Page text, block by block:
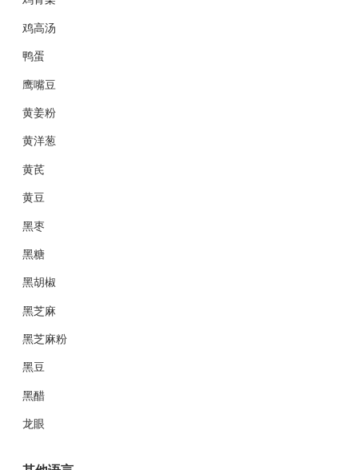
鸡高汤
鸭蛋
鹰嘴豆
黄姜粉
黄洋葱
黄芪
黄豆
黑枣
黑糖
黑胡椒
黑芝麻
黑芝麻粉
黑豆
黑醋
龙眼